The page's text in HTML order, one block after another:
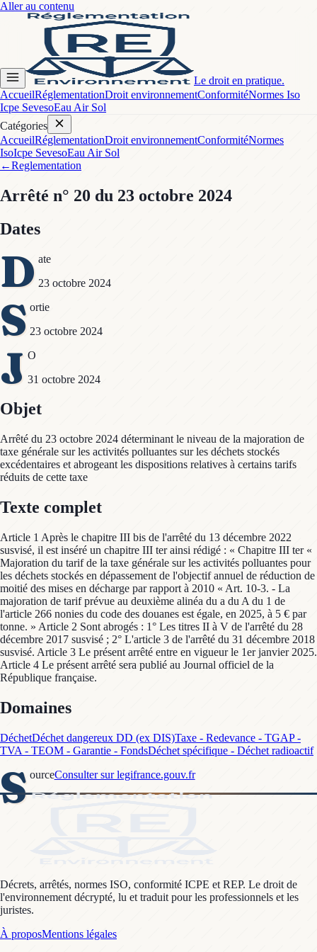
Aller au contenu
Le droit en pratique.
AccueilRéglementationDroit environnementConformitéNormes Iso
Icpe SevesoEau Air Sol
Catégories
AccueilRéglementationDroit environnementConformitéNormes
IsoIcpe SevesoEau Air Sol
←Reglementation
Arrêté n° 20 du 23 octobre 2024
Dates
D ate
23 octobre 2024
S ortie
23 octobre 2024
J O
31 octobre 2024
Objet
Arrêté du 23 octobre 2024 déterminant le niveau de la majoration de
taxe générale sur les activités polluantes sur les déchets stockés
excédentaires et abrogeant les dispositions relatives à certains tarifs
réduits de cette taxe
Texte complet
Article 1 Après le chapitre III bis de l'arrêté du 13 décembre 2022
susvisé, il est inséré un chapitre III ter ainsi rédigé : « Chapitre III ter «
Majoration du tarif de la taxe générale sur les activités polluantes pour
les déchets stockés en dépassement de l'objectif annuel de réduction de
moitié des mises en décharge par rapport à 2010 « Art. 10-3. - La
majoration de tarif prévue au deuxième alinéa du a du A du 1 de
l'article 266 nonies du code des douanes est égale, en 2025, à 5 € par
tonne. » Article 2 Sont abrogés : 1° Les titres II à V de l'arrêté du 28
décembre 2017 susvisé ; 2° L'article 3 de l'arrêté du 31 décembre 2018
susvisé. Article 3 Le présent arrêté entre en vigueur le 1er janvier 2025.
Article 4 Le présent arrêté sera publié au Journal officiel de la
République française.
Domaines
DéchetDéchet dangereux DD (ex DIS)Taxe - Redevance - TGAP -
TVA - TEOM - Garantie - FondsDéchet spécifique - Déchet radioactif
S ourceConsulter sur legifrance.gouv.fr
Décrets, arrêtés, normes ISO, conformité ICPE et REP. Le droit de
l'environnement décrypté, lu et traduit pour les professionnels et les
juristes.
À proposMentions légales